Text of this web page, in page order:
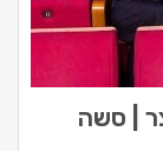
| סשה